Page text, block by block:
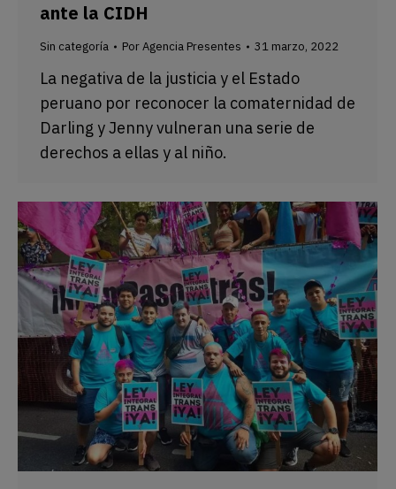
ante la CIDH
Sin categoría PorAgencia Presentes 31 marzo, 2022
La negativa de la justicia y el Estado
peruano por reconocer la comaternidad de
Darling y Jenny vulneran una serie de
derechos a ellas y al niño.